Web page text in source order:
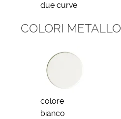
due curve
COLORI METALLO
colore
bianco